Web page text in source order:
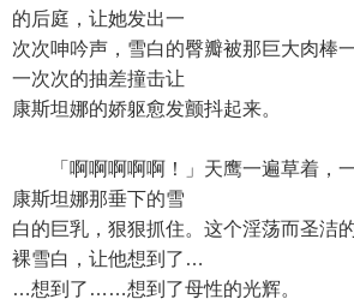
的后庭，让她发出一
次次呻吟声，雪白的臀瓣被那巨大肉棒
一次次的抽差撞击让
康斯坦娜的娇躯愈发颤抖起来。
「啊啊啊啊啊！」天鹰一遍草着，一
康斯坦娜那垂下的雪
白的巨乳，狠狠抓住。这个淫荡而圣洁
裸雪白，让他想到了…
…想到了……想到了母性的光辉。